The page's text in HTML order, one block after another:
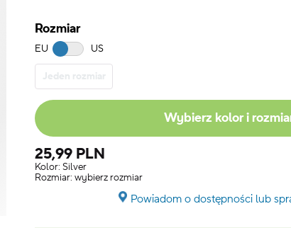
Rozmiar
EU US
Jeden rozmiar
Wybierz kolor i
25,99 PLN
Kolor: Silver
Rozmiar: wybierz rozmiar
Powiadom o dostępności lub